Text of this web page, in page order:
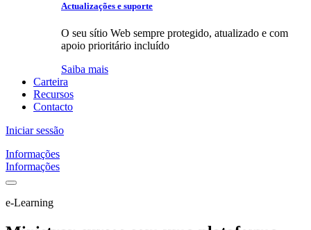
Actualizações e suporte
O seu sítio Web sempre protegido, atualizado e com
apoio prioritário incluído
Saiba mais
Carteira
Recursos
Contacto
Iniciar sessão
Informações
Informações
e-Learning